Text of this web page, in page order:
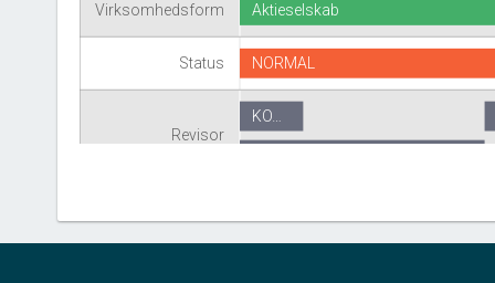
Virksomhedsform
Status
Revisor
Aktieselskab
NORMAL
KO…